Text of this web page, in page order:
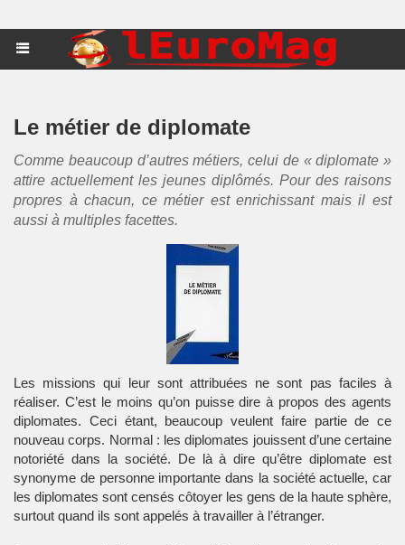
Le métier de diplomate
Comme beaucoup d’autres métiers, celui de « diplomate »
attire actuellement les jeunes diplômés. Pour des raisons
propres à chacun, ce métier est enrichissant mais il est
aussi à multiples facettes.
Les missions qui leur sont attribuées ne sont pas faciles à
réaliser. C’est le moins qu’on puisse dire à propos des agents
diplomates. Ceci étant, beaucoup veulent faire partie de ce
nouveau corps. Normal : les diplomates jouissent d’une certaine
notoriété dans la société. De là à dire qu’être diplomate est
synonyme de personne importante dans la société actuelle, car
les diplomates sont censés côtoyer les gens de la haute sphère,
surtout quand ils sont appelés à travailler à l’étranger.